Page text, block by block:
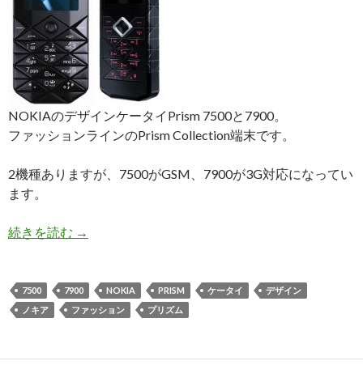
NOKIAのデザインケータイPrism 7500と7900。
ファッションラインのPrism Collection端末です。
2機種ありますが、7500がGSM、7900が3G対応になってい
ます。
続きを読む Nokia
7900
→
7500 7900 NOKIA PRISM ケータイ
デザイン
ノキア
ファッション プリズム